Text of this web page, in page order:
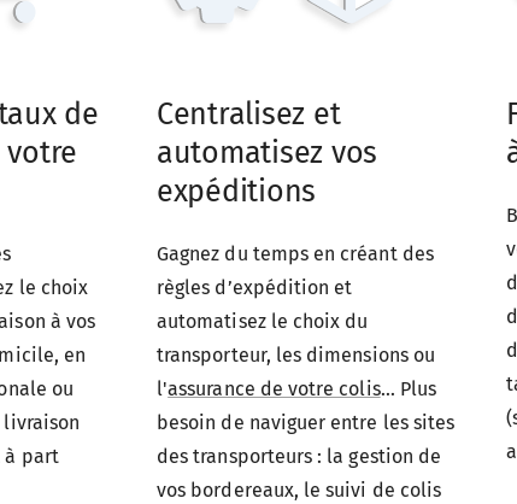
de
votre
le choix
à vos
en
ou
à part
Centralisez et
automatisez vos
expéditions
Gagnez du temps en créant des
règles d’expédition et
automatisez le choix du
transporteur, les dimensions ou
l'assurance de votre colis... Plus
besoin de naviguer entre les sites
des transporteurs : la gestion de
vos bordereaux, le suivi de colis